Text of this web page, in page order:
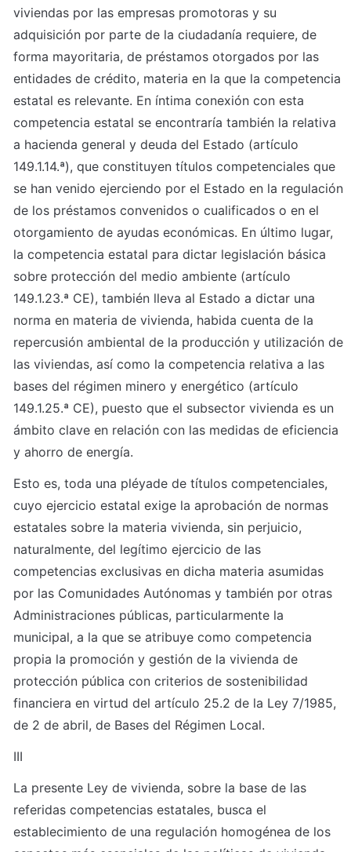
viviendas por las empresas promotoras y su
adquisición por parte de la ciudadanía requiere, de
forma mayoritaria, de préstamos otorgados por las
entidades de crédito, materia en la que la competencia
estatal es relevante. En íntima conexión con esta
competencia estatal se encontraría también la relativa
a hacienda general y deuda del Estado (artículo
149.1.14.ª), que constituyen títulos competenciales que
se han venido ejerciendo por el Estado en la regulación
de los préstamos convenidos o cualificados o en el
otorgamiento de ayudas económicas. En último lugar,
la competencia estatal para dictar legislación básica
sobre protección del medio ambiente (artículo
149.1.23.ª CE), también lleva al Estado a dictar una
norma en materia de vivienda, habida cuenta de la
repercusión ambiental de la producción y utilización de
las viviendas, así como la competencia relativa a las
bases del régimen minero y energético (artículo
149.1.25.ª CE), puesto que el subsector vivienda es un
ámbito clave en relación con las medidas de eficiencia
y ahorro de energía.
Esto es, toda una pléyade de títulos competenciales,
cuyo ejercicio estatal exige la aprobación de normas
estatales sobre la materia vivienda, sin perjuicio,
naturalmente, del legítimo ejercicio de las
competencias exclusivas en dicha materia asumidas
por las Comunidades Autónomas y también por otras
Administraciones públicas, particularmente la
municipal, a la que se atribuye como competencia
propia la promoción y gestión de la vivienda de
protección pública con criterios de sostenibilidad
financiera en virtud del artículo 25.2 de la Ley 7/1985,
de 2 de abril, de Bases del Régimen Local.
III
La presente Ley de vivienda, sobre la base de las
referidas competencias estatales, busca el
establecimiento de una regulación homogénea de los